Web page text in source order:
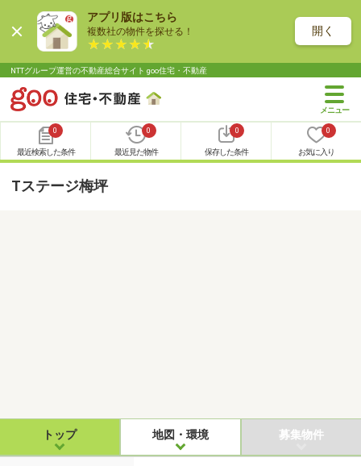
アプリ版はこちら
複数社の物件を探せる！ 開く
NTTグループ運営の不動産総合サイト goo住宅・不動産
0
最近検索した条件
0
最近見た物件
0
保存した条件
0
お気に入り
Tステージ梅坪
トップ 地図・環境 募集物件